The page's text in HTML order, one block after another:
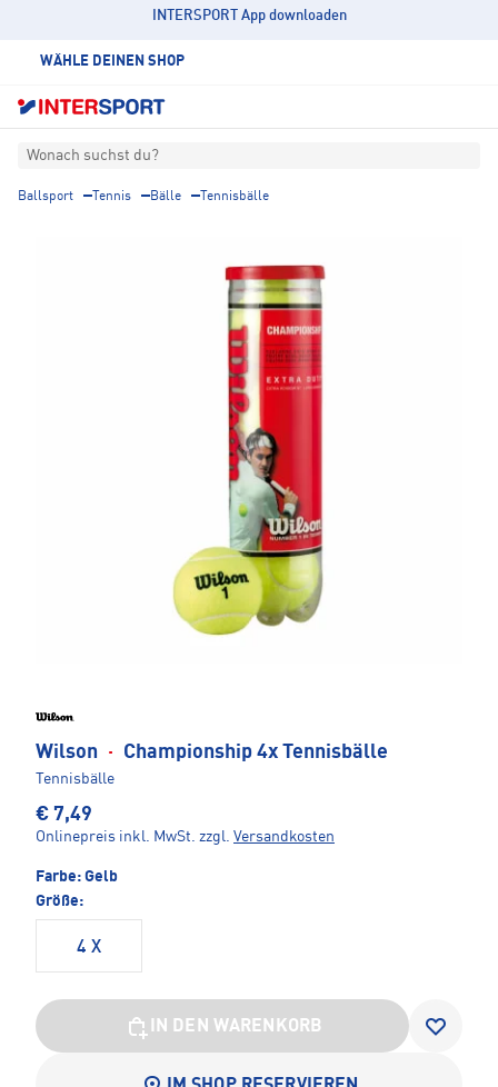
INTERSPORT App downloaden
WÄHLE DEINEN SHOP
Wonach suchst du?
Ballsport Tennis Bälle Tennisbälle
Wilson · Championship 4x Tennisbälle
Tennisbälle
€ 7,49
Onlinepreis inkl. MwSt. zzgl. Versandkosten
Farbe: Gelb
Größe:
4 X
IN DEN WARENKORB